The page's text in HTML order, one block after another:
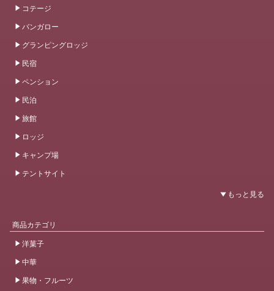
コテージ
バンガロー
グランピングロッジ
民宿
ペンション
民泊
旅館
ロッジ
キャンプ場
テントサイト
商品カテゴリ
洋菓子
中華
果物・フルーツ